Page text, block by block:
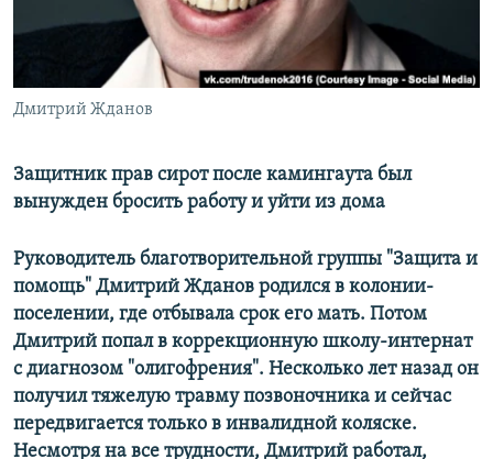
СОЦИАЛЬНЫЕ СЕТИ
Все сайты РСЕ/РС
Дмитрий Жданов
Защитник прав сирот после камингаута был
вынужден бросить работу и уйти из дома
Руководитель благотворительной группы "Защита и
помощь" Дмитрий Жданов родился в колонии-
поселении, где отбывала срок его мать. Потом
Дмитрий попал в коррекционную школу-интернат
с диагнозом "олигофрения". Несколько лет назад он
получил тяжелую травму позвоночника и сейчас
передвигается только в инвалидной коляске.
Несмотря на все трудности, Дмитрий работал,